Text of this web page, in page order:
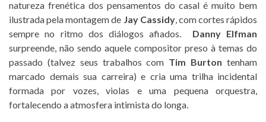
natureza frenética dos pensamentos do casal é muito bem
ilustrada pela montagem de Jay Cassidy, com cortes rápidos
sempre no ritmo dos diálogos afiados. Danny Elfman
surpreende, não sendo aquele compositor preso à temas do
passado (talvez seus trabalhos com Tim Burton tenham
marcado demais sua carreira) e cria uma trilha incidental
formada por vozes, violas e uma pequena orquestra,
fortalecendo a atmosfera intimista do longa.